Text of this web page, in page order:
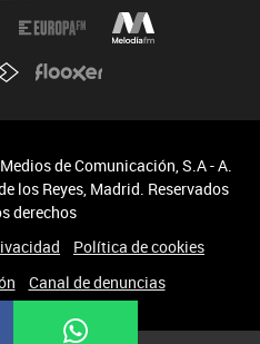
de Comunicación, S.A - A.
los Reyes, Madrid. Reservados
derechos
Política de cookies
Canal de denuncias